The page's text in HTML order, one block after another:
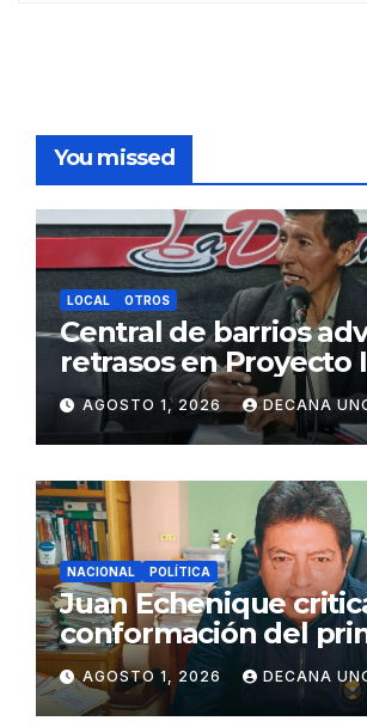
You missed
LOCAL OTROS
Central de barrios
retrasos en Proyecto
de Agua y
Juliaca
AGOSTO 1, 2026 DECANA
NACIONAL POLÍTICA
Juan Echenique
conformación del
gabinete ministerial
Fujimori
AGOSTO 1, 2026 DECANA